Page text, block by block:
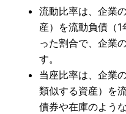
流動比率は、企業
産）を流動負債（
った割合で、企業
す。
当座比率は、企業
類似する資産）を
債券や在庫のよう